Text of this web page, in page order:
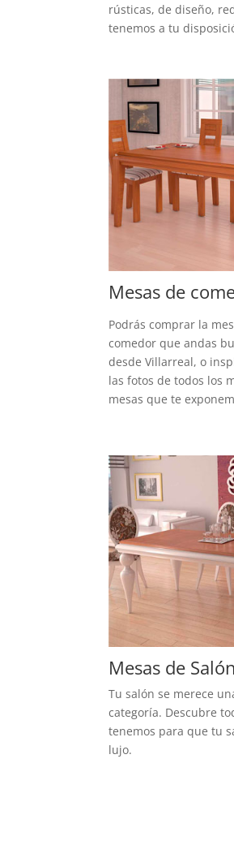
rústicas, de diseño,
tenemos a tu
Mesas de
Podrás comprar la
comedor que andas
desde Villarreal, o
las fotos de todos los
mesas que te
Mesas de Salón
Tu salón se merece
categoría. Descubre
tenemos para que tu
lujo.